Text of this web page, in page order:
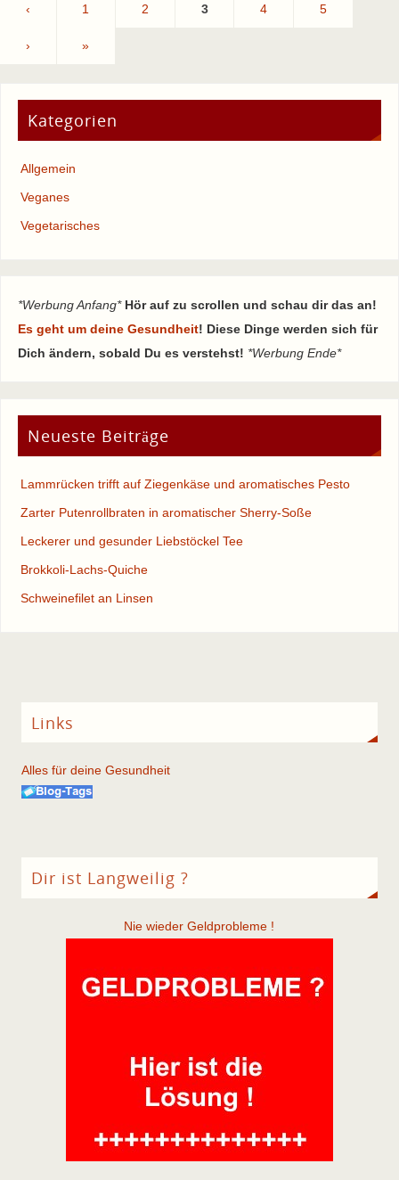
‹ 1 2 3 4 5
› »
Kategorien
Allgemein
Veganes
Vegetarisches
*Werbung Anfang* Hör auf zu scrollen und schau dir das an!
Es geht um deine Gesundheit! Diese Dinge werden sich für
Dich ändern, sobald Du es verstehst! *Werbung Ende*
Neueste Beiträge
Lammrücken trifft auf Ziegenkäse und aromatisches Pesto
Zarter Putenrollbraten in aromatischer Sherry-Soße
Leckerer und gesunder Liebstöckel Tee
Brokkoli-Lachs-Quiche
Schweinefilet an Linsen
Links
Alles für deine Gesundheit
Dir ist Langweilig ?
Nie wieder Geldprobleme !